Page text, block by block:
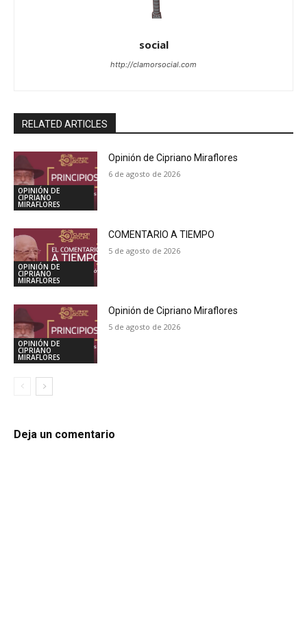
social
http://clamorsocial.com
RELATED ARTICLES
OPINIÓN DE
CIPRIANO
MIRAFLORES
Opinión de Cipriano Miraflores
6 de agosto de 2026
OPINIÓN DE
CIPRIANO
MIRAFLORES
COMENTARIO A TIEMPO
5 de agosto de 2026
OPINIÓN DE
CIPRIANO
MIRAFLORES
Opinión de Cipriano Miraflores
5 de agosto de 2026
Deja un comentario